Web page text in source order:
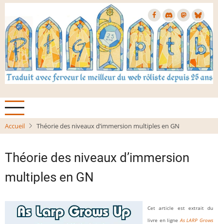
Aller
contenu
principal
Accueil Théorie des niveaux d’immersion multiples en GN
Théorie des niveaux d’immersion
multiples en GN
Cet article est extrait du
livre en ligne As LARP Grows